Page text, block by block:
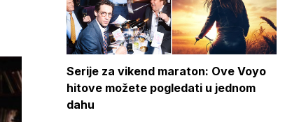
Serije za vikend maraton: Ove Voyo
hitove možete pogledati u jednom
dahu